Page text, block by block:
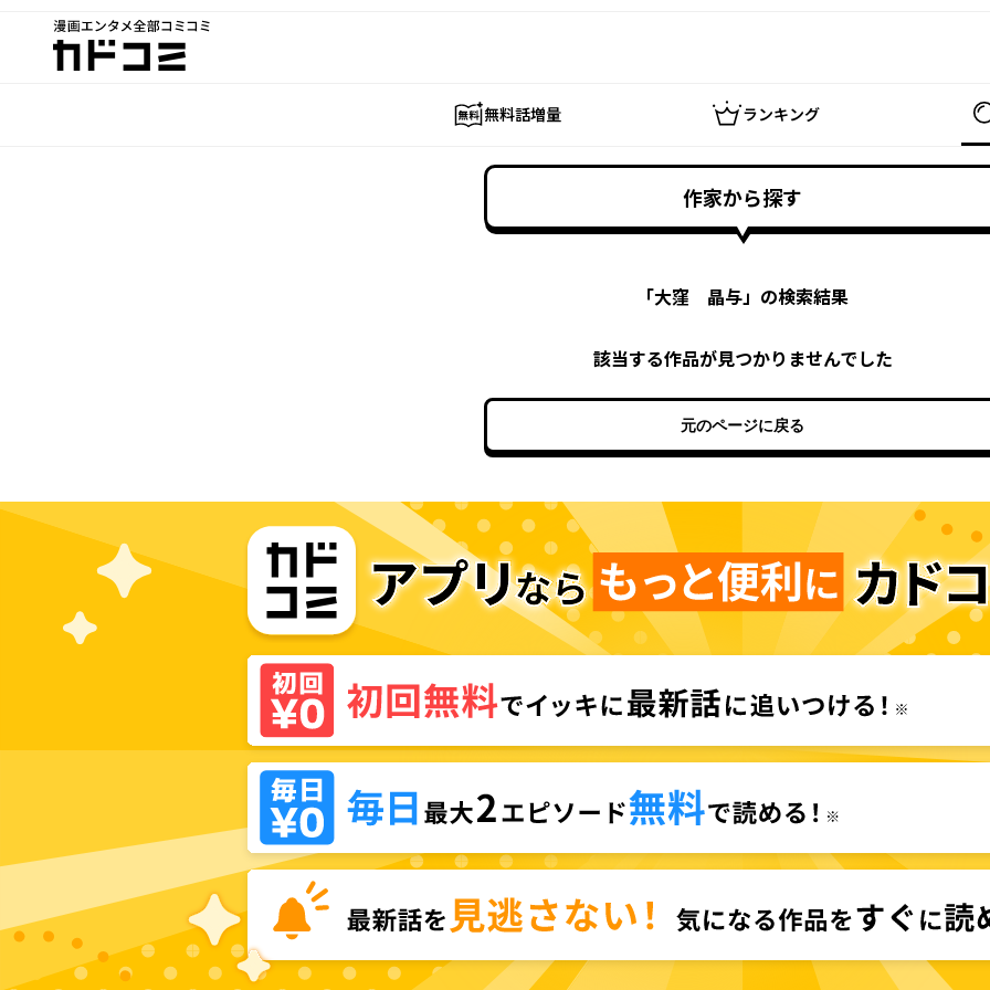
漫画エンタメ全部コミコミ
カドコミ
無料話増量 ランキング
作家から探す
「大窪 晶与」の検索結果
該当する作品が見つかりませんでした
元のページに戻る